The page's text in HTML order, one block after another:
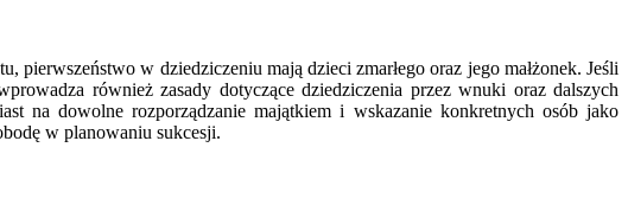
w dziedziczeniu mają dzieci zmarłego oraz jego małżonek. Jeśli
również zasady dotyczące dziedziczenia przez wnuki oraz dalszych
na dowolne rozporządzanie majątkiem i wskazanie konkretnych osób jako
w planowaniu sukcesji.